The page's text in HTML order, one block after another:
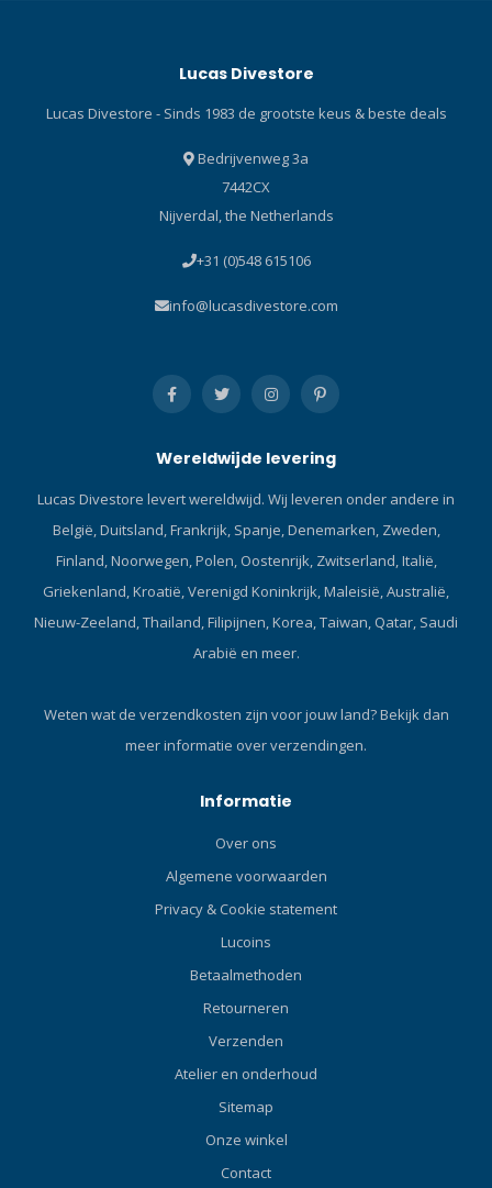
Lucas Divestore
Lucas Divestore - Sinds 1983 de grootste keus & beste deals
Bedrijvenweg 3a
7442CX
Nijverdal, the Netherlands
+31 (0)548 615106
info@lucasdivestore.com
Wereldwijde levering
Lucas Divestore levert wereldwijd. Wij leveren onder andere in
België, Duitsland, Frankrijk, Spanje, Denemarken, Zweden,
Finland, Noorwegen, Polen, Oostenrijk, Zwitserland, Italië,
Griekenland, Kroatië, Verenigd Koninkrijk, Maleisië, Australië,
Nieuw-Zeeland, Thailand, Filipijnen, Korea, Taiwan, Qatar, Saudi
Arabië en meer.
Weten wat de verzendkosten zijn voor jouw land?Bekijk dan
meer informatie over verzendingen.
Informatie
Over ons
Algemene voorwaarden
Privacy & Cookie statement
Lucoins
Betaalmethoden
Retourneren
Verzenden
Atelier en onderhoud
Sitemap
Onze winkel
Contact